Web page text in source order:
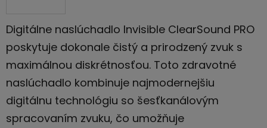
Digitálne naslúchadlo Invisible ClearSound PRO
poskytuje dokonale čistý a prirodzený zvuk s
maximálnou diskrétnosťou. Toto zdravotné
naslúchadlo kombinuje najmodernejšiu
digitálnu technológiu so šesťkanálovým
spracovaním zvuku, čo umožňuje